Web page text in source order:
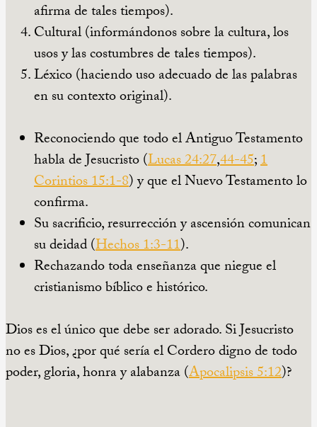
afirma de tales tiempos).
Cultural (informándonos sobre la cultura, los
usos y las costumbres de tales tiempos).
Léxico (haciendo uso adecuado de las palabras
en su contexto original).
Reconociendo que todo el Antiguo Testamento
habla de Jesucristo (Lucas 24:27,44-45;1
Corintios 15:1-8) y que el Nuevo Testamento lo
confirma.
Su sacrificio, resurrección y ascensión comunican
su deidad (Hechos 1:3-11).
Rechazando toda enseñanza que niegue el
cristianismo bíblico e histórico.
Dios es el único que debe ser adorado. Si Jesucristo
no es Dios, ¿por qué sería el Cordero digno de todo
poder, gloria, honra y alabanza (Apocalipsis 5:12)?